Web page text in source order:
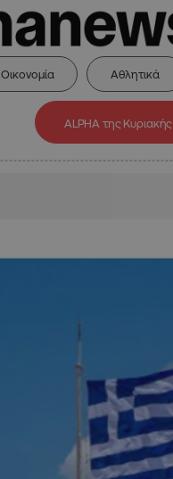
Οικονομία Αθλητικά
ALPHA της Κυριακής